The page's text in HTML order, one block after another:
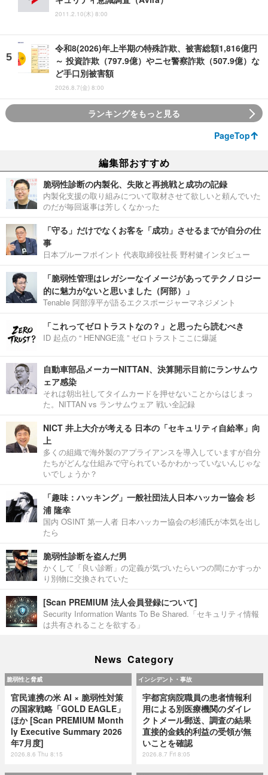
2011.2.10(木) 8:00
令和8(2026)年上半期の特殊詐欺、被害総額1,816億円
～ 投資詐欺（797.9億）やニセ警察詐欺（507.9億）な
ど手口別被害額
2026.8.7(金) 8:00
ランキングをもっと見る
PageTop
編集部おすすめ
脆弱性診断の内製化、失敗と再挑戦と成功の記録
内製化支援の取り組みについて取材させて欲しいと頼んでいた
のだが毎回返事は芳しくなかった
「守る」だけでなくお客を「成功」させるまでが自分の仕
事
日本プルーフポイント 代表取締役社長 野村健インタビュー
「脆弱性管理はレガシーなイメージがあってテクノロジー
的に魅力がないと思いました（阿部）」
Tenable 阿部淳平が語るエクスポージャーマネジメント
「これってゼロトラストなの？」と思ったら読むべき
ID 起点の “ HENNGE流 ” ゼロトラストここに爆誕
自動車部品メーカーNITTAN、決算開示目前にランサムウ
ェア感染
それは朝出社してタイムカードを押せないことからはじまっ
た。NITTAN vs ランサムウェア 戦い全記録
NICT 井上大介が考える 日本の「セキュリティ自給率」向
上
多くの組織で海外製のアプライアンスを導入していますが自分
たちがどんな仕組みで守られているかわかっていないんじゃな
いでしょうか？
「趣味：ハッキング」一般社団法人日本ハッカー協会 杉
浦 隆幸
国内 OSINT 第一人者 日本ハッカー協会の杉浦氏が本気を出し
たら
脆弱性診断を盗んだ男
かくして「良い診断」の定義が気づいたらいつの間にかすっか
り別物に交換されていた
[Scan PREMIUM 法人会員登録について]
Security Information Wants To Be Shared.「セキュリティ情報
は共有されることを欲する」
News Category
脆弱性と脅威
官民連携の米 AI × 脆弱性対策
の国家戦略「GOLD EAGLE」
ほか [Scan PREMIUM Month
ly Executive Summary 2026
年7月度]
2026.8.6 Thu 8:15
インシデント・事故
宇都宮病院職員の患者情報利
用による別医療機関のダイレ
クトメール郵送、調査の結果
直接的金銭的利益の受領が無
いことを確認
2026.8.7 Fri 8:05